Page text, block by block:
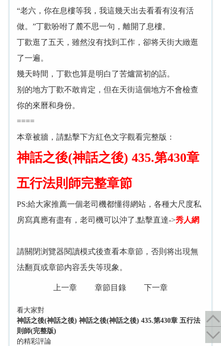
“老六，你在息樓等我，我這幾天出去看看有沒有活
做。”丁歡吩咐了麓不思一句，離開了息樓。
丁歡逛了五天，雖然沒有找到工作，卻将天街大緻逛
了一遍。
幾天時間，丁歡也算是明白了苦爐當初的話。
别的地方丁歡不敢肯定，但在天街這個地方不會檢查
你的來曆和身份。
====
本章被牆，請點擊下方紅色文字觀看完整版：
神話之後(神話之後) 435.第430章
五行法則師完整章節
PS:給大家推薦一個老司機都懂得網站，各種大尺度私
房寫真應有盡有，老司機可以沖了.點擊直達->秀人網
請關閉浏覽器閱讀模式後查看本章節，否則将出現無
法翻頁或章節内容丢失等現象。
上一章 章節目錄 下一章
看大家對
神話之後(神話之後) 神話之後(神話之後) 435.第430章 五行法
則師(完整版)
的精彩評論